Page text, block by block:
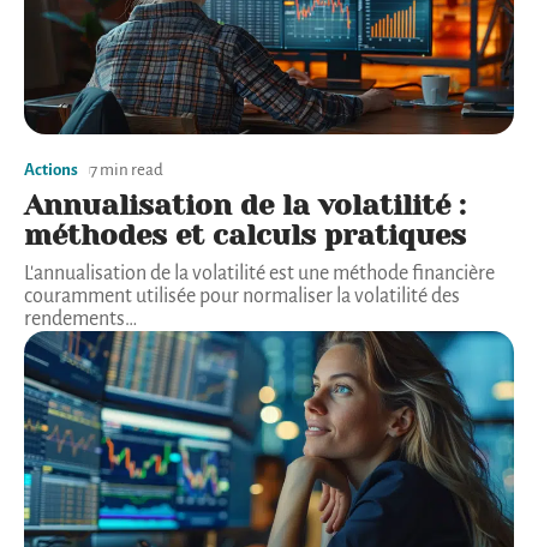
Actions 7 min read
Annualisation de la volatilité :
méthodes et calculs pratiques
L'annualisation de la volatilité est une méthode financière
couramment utilisée pour normaliser la volatilité des
rendements…